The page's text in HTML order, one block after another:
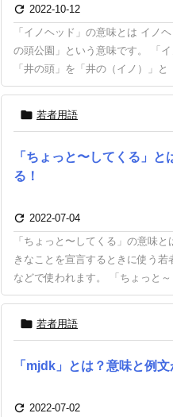
 2022-10-12
「イノヘッド」の意味とは イノ
の頭公園」という意味です。 「
「井の頭」を「井の（イノ）」と
 若者用語
「ちょっと〜してくる」
る！
 2022-07-04
「ちょっと〜してくる」の意味
きなことを宣言するときに使う
などで使われます。 「ちょっと
 若者用語
「mjdk」とは？意味と例文
 2022-07-02